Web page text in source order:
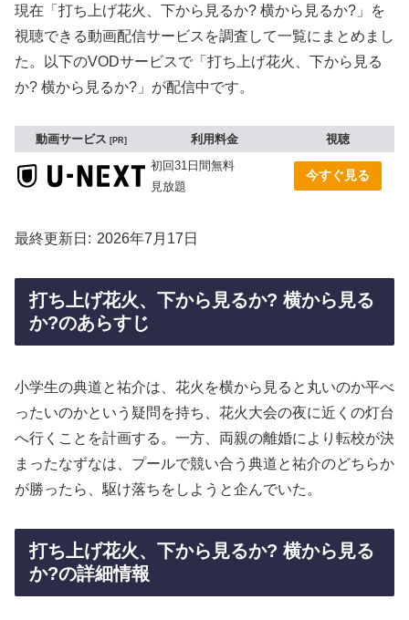
現在「打ち上げ花火、下から見るか? 横から見るか?」を
視聴できる動画配信サービスを調査して一覧にまとめまし
た。以下のVODサービスで「打ち上げ花火、下から見る
か? 横から見るか?」が配信中です。
動画サービス PR 利用料金
視聴
初回31日間無料
見放題
今すぐ見る
最終更新日 2026年7月17日
打ち上げ花火、下から見るか? 横から見る
か?のあらすじ
小学生の典道と祐介は、花火を横から見ると丸いのか平べ
ったいのかという疑問を持ち、花火大会の夜に近くの灯台
へ行くことを計画する。一方、両親の離婚により転校が決
まったなずなは、プールで競い合う典道と祐介のどちらか
が勝ったら、駆け落ちをしようと企んでいた。
打ち上げ花火、下から見るか? 横から見る
か?の詳細情報